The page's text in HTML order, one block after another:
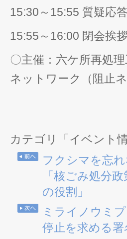
15:30～15:55 質疑応答
15:55～16:00 閉会挨
〇主催：六ケ所再処
ネットワーク（阻止ネ
カテゴリ「イベント
フクシマを忘
「核ごみ処分
の役割」
ミライノウミ
停止を求める